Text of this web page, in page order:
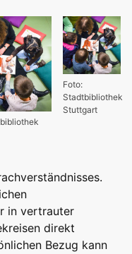
Foto:
Stadtbibliothek
Stuttgart
in vertrauter
direkt
Bezug kann